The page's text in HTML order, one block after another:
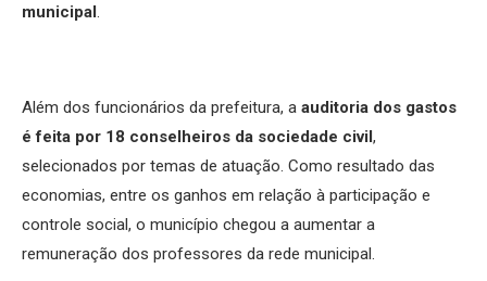
municipal.
Além dos funcionários da prefeitura, a auditoria dos gastos
é feita por 18 conselheiros da sociedade civil,
selecionados por temas de atuação. Como resultado das
economias, entre os ganhos em relação à participação e
controle social, o município chegou a aumentar a
remuneração dos professores da rede municipal.